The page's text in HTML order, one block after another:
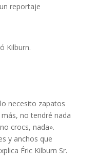
reportaje
Kilburn.
necesito zapatos
no tendré nada
crocs, nada».
y anchos que
Éric Kilburn Sr.